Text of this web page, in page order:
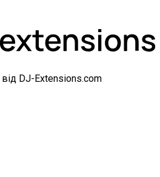
від DJ-Extensions.com